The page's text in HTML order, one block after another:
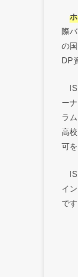
際
の
DP
ー
ラ
高
可
イ
です